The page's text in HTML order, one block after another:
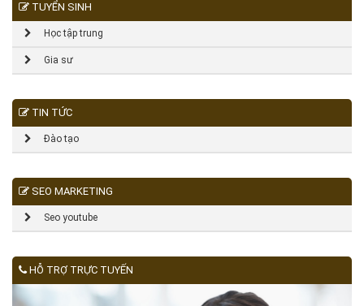
TUYỂN SINH
Học tập trung
Gia sư
TIN TỨC
Đào tạo
SEO MARKETING
Seo youtube
HỖ TRỢ TRỰC TUYẾN